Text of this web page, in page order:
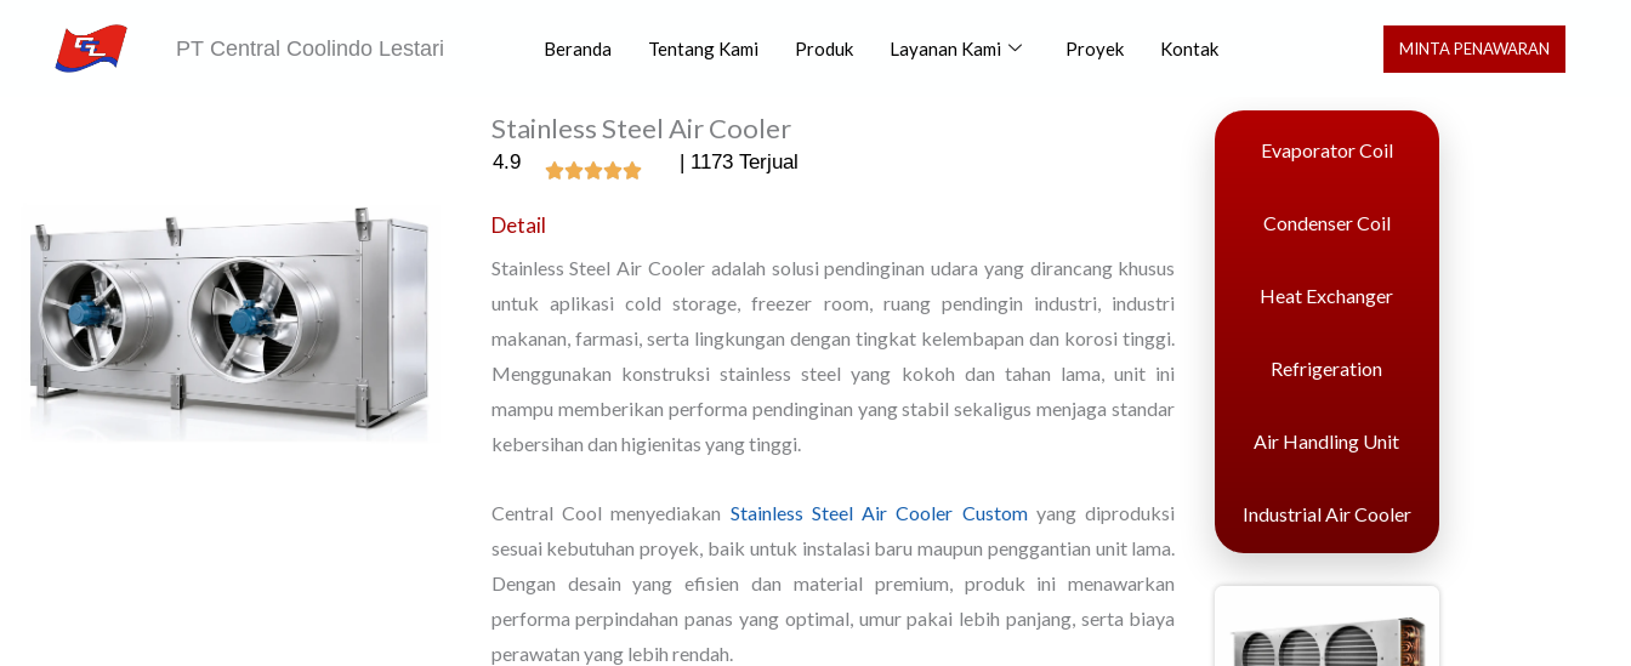
PT Central Coolindo Lestari Beranda Tentang Kami Produk Layanan Kami Proyek Kontak MINTA PENAWARAN
Stainless Steel Air Cooler
4.9 | 1173 Terjual
Detail
Stainless Steel Air Cooler adalah solusi pendinginan udara yang dirancang khusus
untuk aplikasi cold storage, freezer room, ruang pendingin industri, industri
makanan, farmasi, serta lingkungan dengan tingkat kelembapan dan korosi tinggi.
Menggunakan konstruksi stainless steel yang kokoh dan tahan lama, unit ini
mampu memberikan performa pendinginan yang stabil sekaligus menjaga standar
kebersihan dan higienitas yang tinggi.
Central Cool menyediakan Stainless Steel Air Cooler Customyang diproduksi
sesuai kebutuhan proyek, baik untuk instalasi baru maupun penggantian unit lama.
Dengan desain yang efisien dan material premium, produk ini menawarkan
performa perpindahan panas yang optimal, umur pakai lebih panjang, serta biaya
perawatan yang lebih rendah.
Evaporator Coil
Condenser Coil
Heat Exchanger
Refrigeration
Air Handling Unit
Industrial Air Cooler